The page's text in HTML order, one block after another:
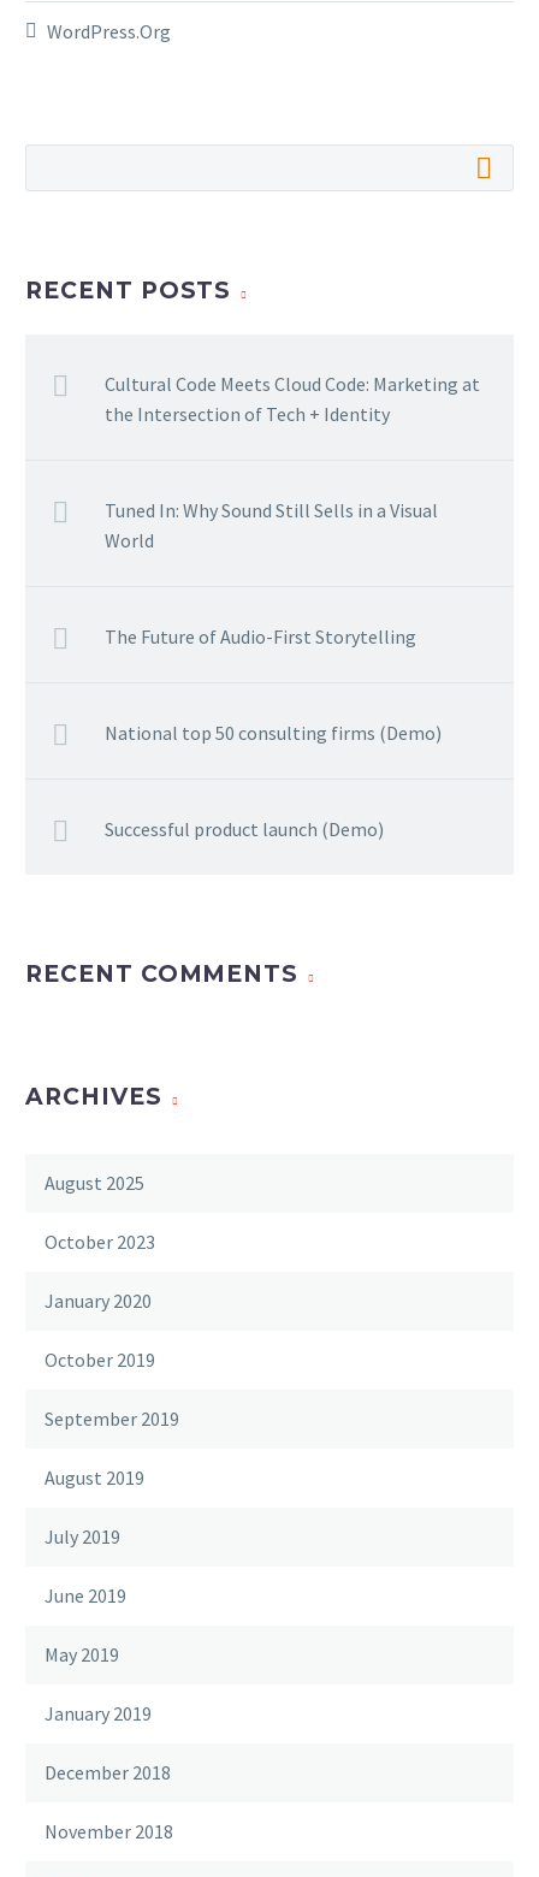
WordPress.org
RECENT POSTS
Cultural Code Meets Cloud Code: Marketing at
the Intersection of Tech + Identity
Tuned In: Why Sound Still Sells in a Visual
World
The Future of Audio-First Storytelling
National top 50 consulting firms (Demo)
Successful product launch (Demo)
RECENT COMMENTS
ARCHIVES
August 2025
October 2023
January 2020
October 2019
September 2019
August 2019
July 2019
June 2019
May 2019
January 2019
December 2018
November 2018